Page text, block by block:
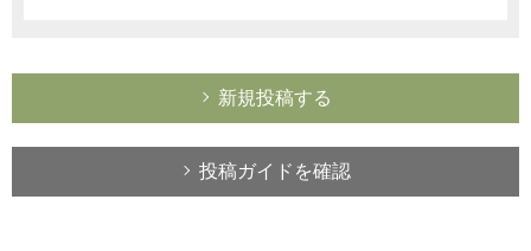
新規投稿する
投稿ガイドを確認